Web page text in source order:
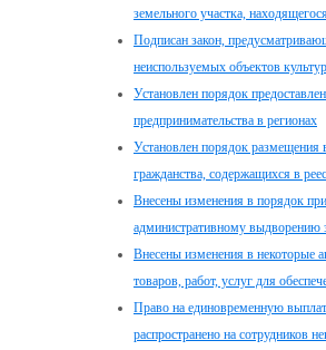
земельного участка,
Подписан закон,
неиспользуемых объектов
Установлен порядок
предпринимательства в регионах
Установлен порядок размещения
гражданства, содержащихся в
Внесены изменения в порядок
административному выдворению
Внесены изменения в некоторые
товаров, работ, услуг для
Право на единовременную
распространено на сотрудников